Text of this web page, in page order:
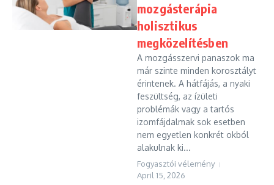
mozgásterápia
holisztikus
megközelítésben
A mozgásszervi panaszok ma
már szinte minden korosztályt
érintenek. A hátfájás, a nyaki
feszültség, az ízületi
problémák vagy a tartós
izomfájdalmak sok esetben
nem egyetlen konkrét okból
alakulnak ki...
Fogyasztói vélemény
April 15, 2026